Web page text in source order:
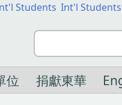
Students Int'l Students
位 捐獻東華